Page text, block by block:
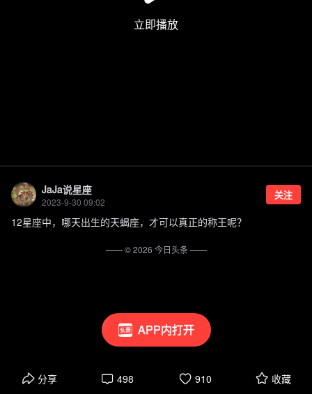
APP内打开
JaJa说星座
2023-9-30 09:02
关注
12星座中，哪天出生的天蝎座，才可以真正的称王呢？
分享 498 910 收藏
—— ©2026 今日头条——